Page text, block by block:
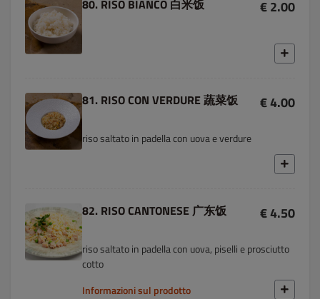
80. RISO BIANCO 白米饭 € 2.00
81. RISO CON VERDURE 蔬菜饭 € 4.00
riso saltato in padella con uova e verdure
82. RISO CANTONESE 广东饭 € 4.50
riso saltato in padella con uova, piselli e prosciutto
cotto
Informazioni sul prodotto